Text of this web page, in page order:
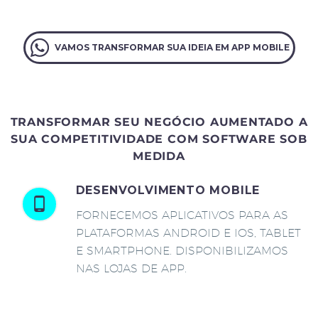
VAMOS TRANSFORMAR SUA IDEIA EM APP MOBILE
TRANSFORMAR SEU NEGÓCIO AUMENTADO A
SUA COMPETITIVIDADE COM SOFTWARE SOB
MEDIDA
DESENVOLVIMENTO MOBILE
FORNECEMOS APLICATIVOS PARA AS
PLATAFORMAS ANDROID E IOS, TABLET
E SMARTPHONE. DISPONIBILIZAMOS
NAS LOJAS DE APP.